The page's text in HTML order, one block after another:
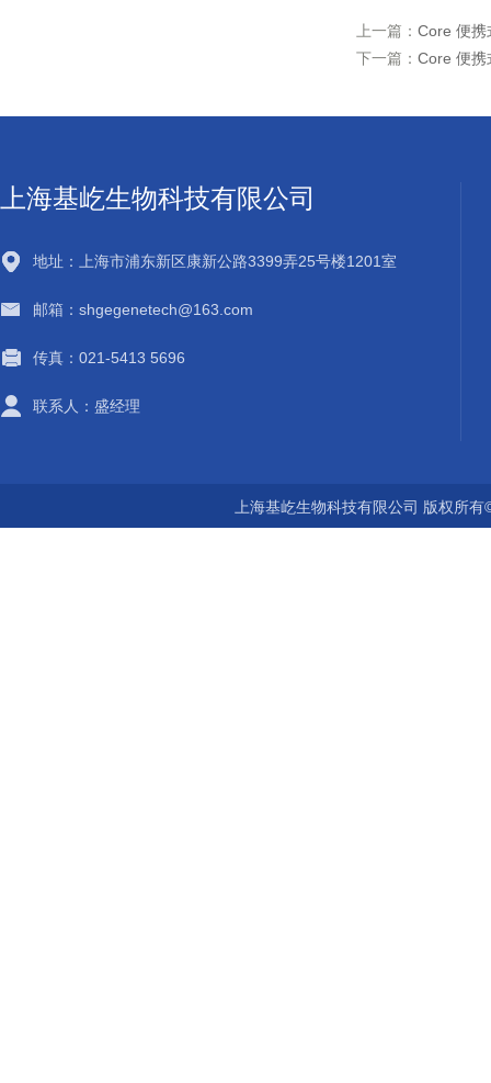
上一篇： Core 便携
下一篇： Core 便携
上海基屹生物科技有限公司
地址：上海市浦东新区康新公路3399弄25号楼1201室
邮箱：shgegenetech@163.com
传真：021-5413 5696
联系人：盛经理
上海基屹生物科技有限公司 版权所